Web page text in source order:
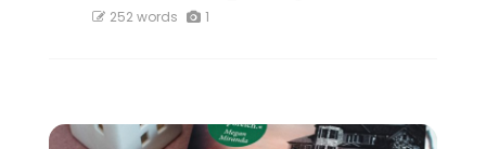
252 words
1